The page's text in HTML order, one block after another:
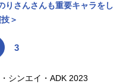
りさんさんも重要キャラをし
＞
3
シンエイ・ADK 2023